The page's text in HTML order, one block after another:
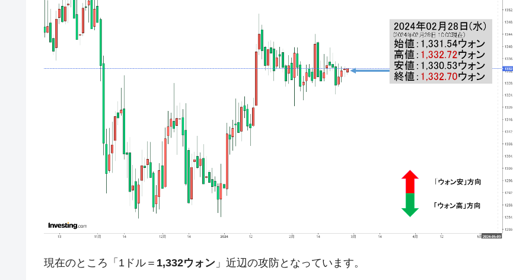
『Money1』
壟断
『Money1』 韓国･警察職員が「丸刈りになって抗議活動」
『Money1』 中国だけが鉄鋼輸出を異常増加させる ⇒ 中国の過剰生産が世界を蝕む。
韓国製造業「半導体絶好調」のウラで他業種は全般的「不調」⇒ PSIが示す現況は決して良くない。
【米韓激突案件】韓国消費者院が『クーパン』1人当たり賠償10万ウォンを認定 ⇒ 総額3兆7,000億
韓国で猛暑。南東部では干ばつ
韓国型イージス搭載の次世代駆逐艦「KDDX」1番艦、2032年竣工と公示
【対日本円】ウォン安が急進！ 日米の協調に韓国がいっちょがみしたのでは。
韓国政府『BYD』車への補助金を全廃 ⇒ 実は韓国で『BYD』車は売れている。6カ月で対前年同期比
『Money1』
在韓米国大使スティールが着韓！⇒ さっそく空港に詰めかけ「出て行け！」「極右勢力」のプラカー
『Money1』 韓国政府「2035年までに18.4GW規模のAIデータセンター整備」⇒ だから無理だってば。
現在のところ「1ドル＝ 1,332ウォン 」近辺の攻防となっています。